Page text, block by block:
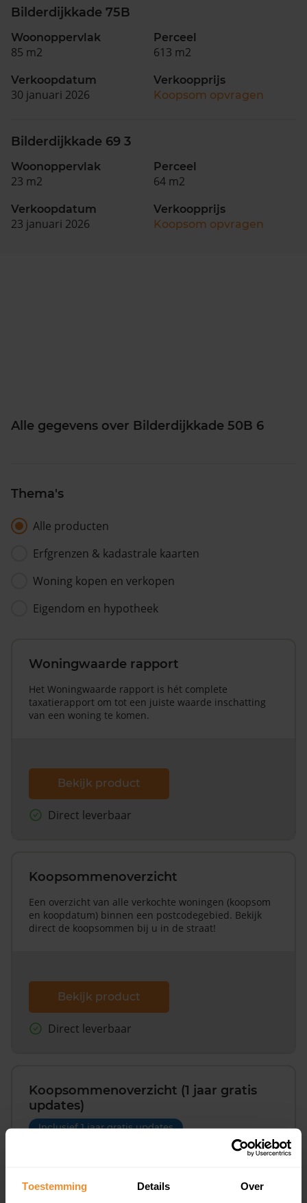
Toestemming Details Over
Bilderdijkkade 75B
Woonoppervlak
85 m2
Perceel
613 m2
Verkoopdatum
30 januari 2026
Verkoopprijs
Koopsom opvragen
Bilderdijkkade 69 3
Woonoppervlak
23 m2
Perceel
64 m2
Verkoopdatum
23 januari 2026
Verkoopprijs
Koopsom opvragen
Alle gegevens over Bilderdijkkade 50B 6
Thema's
Alle producten
Erfgrenzen & kadastrale kaarten
Woning kopen en verkopen
Eigendom en hypotheek
Woningwaarde rapport
Het Woningwaarde rapport is hét complete
taxatierapport om tot een juiste waarde inschatting
van een woning te komen.
Bekijk product
Direct leverbaar
Koopsommenoverzicht
Een overzicht van alle verkochte woningen (koopsom
en koopdatum) binnen een postcodegebied. Bekijk
direct de koopsommen bij u in de straat!
Bekijk product
Direct leverbaar
Koopsommenoverzicht (1 jaar gratis
updates)
Inclusief 1 jaar gratis updates
Een overzicht van alle verkochte woningen (koopsom
inclusief een jaar lang gratis updates van nieuwe
koopsommen.